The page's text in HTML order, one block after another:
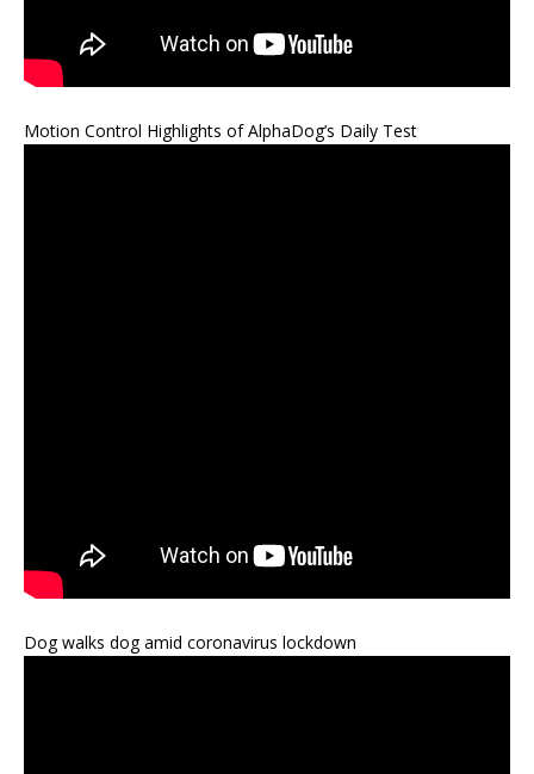
Motion Control Highlights of AlphaDog’s Daily Test
Dog walks dog amid coronavirus lockdown